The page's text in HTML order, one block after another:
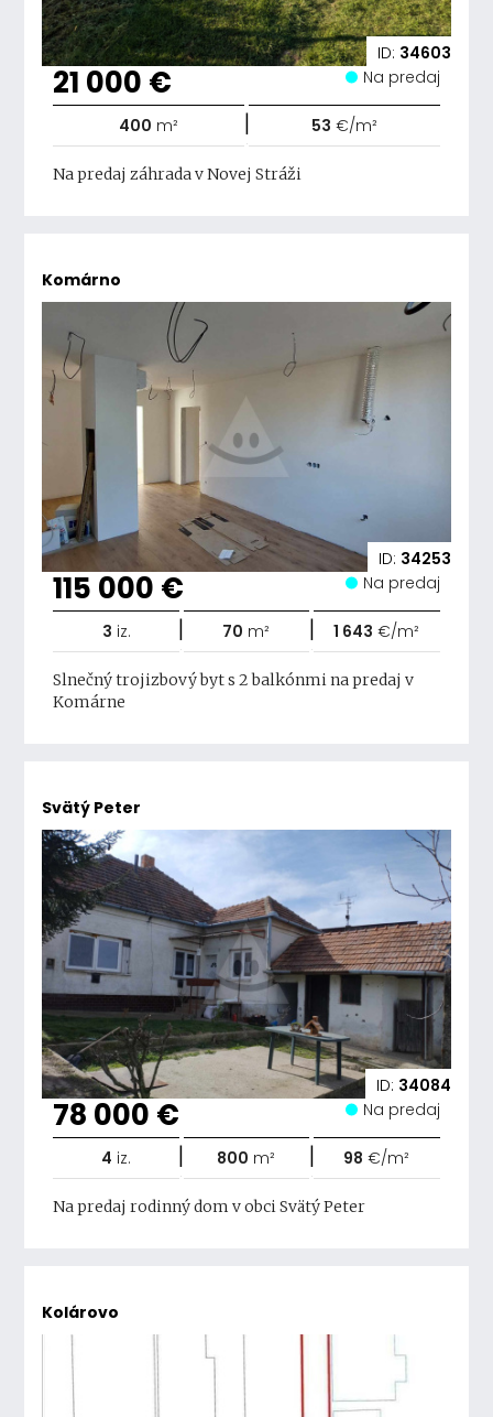
ID: 34603
21 000 € Na predaj
400 m² | 53 €/m²
Na predaj záhrada v Novej Stráži
Komárno
ID: 34253
115 000 € Na predaj
3 iz. | 70 m² | 1 643 €/m²
Slnečný trojizbový byt s 2 balkónmi na predaj v
Komárne
Svätý Peter
ID: 34084
78 000 € Na predaj
4 iz. | 800 m² | 98 €/m²
Na predaj rodinný dom v obci Svätý Peter
Kolárovo